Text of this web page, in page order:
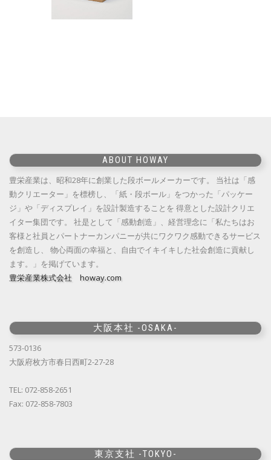
ABOUT HOWAY
豊栄産業は、昭和28年に創業した段ボールメーカーです。 当社は「感
動クリエーター」を標榜し、「紙・段ボール」をつかった「パッケー
ジ」や「ディスプレイ」を設計製造することを 得意とした設計クリエ
イター集団です。 社是として「感動創造」、経営理念に「私たちはお
客様と社員とパートナーカンパニーが共にワクワク感動できるサービス
を創造し、 物心両面の幸福と、自由でイキイキした社会創造に貢献し
ます。」を掲げています。
豊栄産業株式会社 howay.com
大阪本社 -OSAKA-
573-0136
大阪府枚方市春日西町2-27-28
TEL: 072-858-2651
Fax: 072-858-7803
東京支社 -TOKYO-